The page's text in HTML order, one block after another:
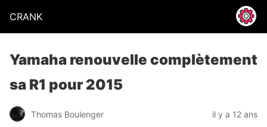
CRANK
Yamaha renouvelle complètement
sa R1 pour 2015
Thomas Boulenger il y a 12 ans